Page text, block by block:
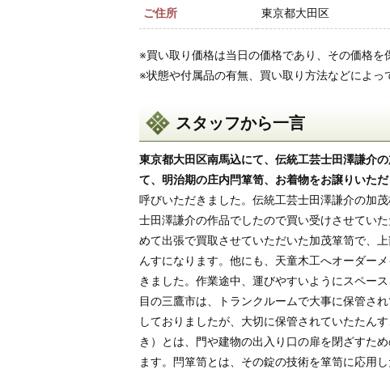
ご住所 東京都大田区
※買い取り価格は当日の価格であり、その価格を
※状態や付属品の有無、買い取り方法などによっ
スタッフから一言
東京都大田区南馬込にて、伝統工芸士田澤謙介
て、明治期の庄内閂箪笥、お着物をお譲りいただ
呼びいただきました。伝統工芸士田澤謙介の加
士田澤謙介の作品でしたので買い受けさせてい
めて出張で買取させていただいた加茂箪笥で、
んすになります。他にも、天童木工へオーダー
きました。作業途中、運びやすいようにスペー
目の三鷹市は、トランクルームで大事に保管さ
しておりましたが、大切に保管されていたたん
き）とは、門や建物の出入り口の扉を閉ざすた
ます。閂箪笥とは、その錠の技術を箪笥に応用